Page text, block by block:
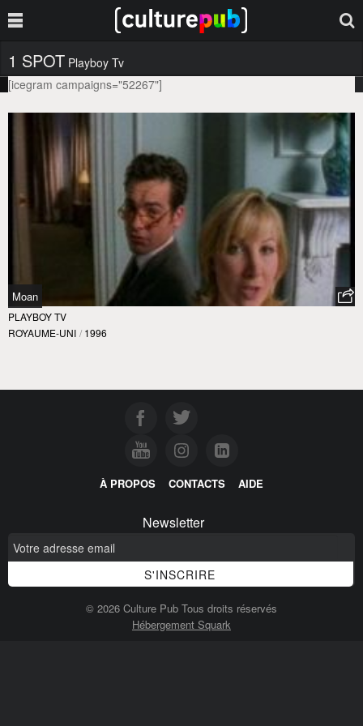
1 SPOT Playboy Tv
[icegram campaigns="52267"]
Moan
PLAYBOY TV
ROYAUME-UNI / 1996
À PROPOS CONTACTS AIDE
Newsletter
© 2026 Culture Pub Tous droits réservés
Hébergement Squark